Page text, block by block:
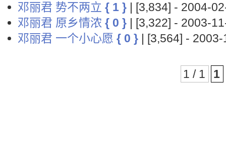
邓丽君 势不两立 { 1 } | [3,834] - 2004-
邓丽君 原乡情浓 { 0 } | [3,322] - 2003-
邓丽君 一个小心愿 { 0 } | [3,564] -
1 / 1 1